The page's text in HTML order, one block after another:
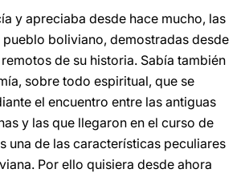
y apreciaba desde hace mucho, las
boliviano, demostradas desde
de su historia. Sabía también
sobre todo espiritual, que se
el encuentro entre las antiguas
y las que llegaron en el curso de
una de las características peculiares
Por ello quisiera desde ahora